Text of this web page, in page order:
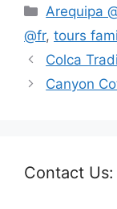
Arequipa
@fr, tours
Colca
Canyon
Contact Us: